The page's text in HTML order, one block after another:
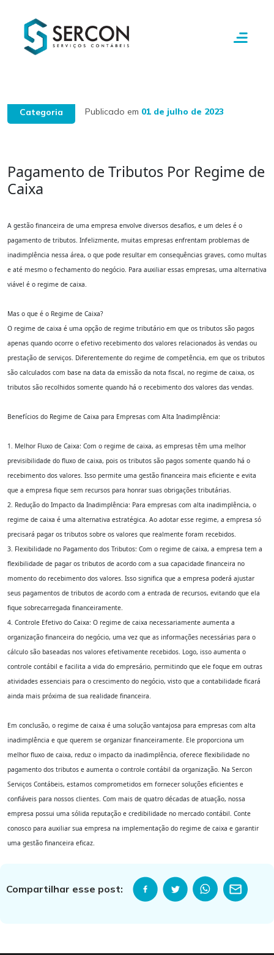
Categoria Publicado em 01 de julho de 2023
Pagamento de Tributos Por Regime de
Caixa
A gestão financeira de uma empresa envolve diversos desafios, e um deles é o
pagamento de tributos. Infelizmente, muitas empresas enfrentam problemas de
inadimplência nessa área, o que pode resultar em consequências graves, como multas
e até mesmo o fechamento do negócio. Para auxiliar essas empresas, uma alternativa
viável é o regime de caixa.
Mas o que é o Regime de Caixa?
O regime de caixa é uma opção de regime tributário em que os tributos são pagos
apenas quando ocorre o efetivo recebimento dos valores relacionados às vendas ou
prestação de serviços. Diferentemente do regime de competência, em que os tributos
são calculados com base na data da emissão da nota fiscal, no regime de caixa, os
tributos são recolhidos somente quando há o recebimento dos valores das vendas.
Benefícios do Regime de Caixa para Empresas com Alta Inadimplência:
1. Melhor Fluxo de Caixa: Com o regime de caixa, as empresas têm uma melhor
previsibilidade do fluxo de caixa, pois os tributos são pagos somente quando há o
recebimento dos valores. Isso permite uma gestão financeira mais eficiente e evita
que a empresa fique sem recursos para honrar suas obrigações tributárias.
2. Redução do Impacto da Inadimplência: Para empresas com alta inadimplência, o
regime de caixa é uma alternativa estratégica. Ao adotar esse regime, a empresa só
precisará pagar os tributos sobre os valores que realmente foram recebidos.
3. Flexibilidade no Pagamento dos Tributos: Com o regime de caixa, a empresa tem a
flexibilidade de pagar os tributos de acordo com a sua capacidade financeira no
momento do recebimento dos valores. Isso significa que a empresa poderá ajustar
seus pagamentos de tributos de acordo com a entrada de recursos, evitando que ela
fique sobrecarregada financeiramente.
4. Controle Efetivo do Caixa: O regime de caixa necessariamente aumenta a
organização financeira do negócio, uma vez que as informações necessárias para o
cálculo são baseadas nos valores efetivamente recebidos. Logo, isso aumenta o
controle contábil e facilita a vida do empresário, permitindo que ele foque em outras
atividades essenciais para o crescimento do negócio, visto que a contabilidade ficará
ainda mais próxima de sua realidade financeira.
Em conclusão, o regime de caixa é uma solução vantajosa para empresas com alta
inadimplência e que querem se organizar financeiramente. Ele proporciona um
melhor fluxo de caixa, reduz o impacto da inadimplência, oferece flexibilidade no
pagamento dos tributos e aumenta o controle contábil da organização. Na Sercon
Serviços Contábeis, estamos comprometidos em fornecer soluções eficientes e
confiáveis para nossos clientes. Com mais de quatro décadas de atuação, nossa
empresa possui uma sólida reputação e credibilidade no mercado contábil. Conte
conosco para auxiliar sua empresa na implementação do regime de caixa e garantir
uma gestão financeira eficaz.
Compartilhar esse post: